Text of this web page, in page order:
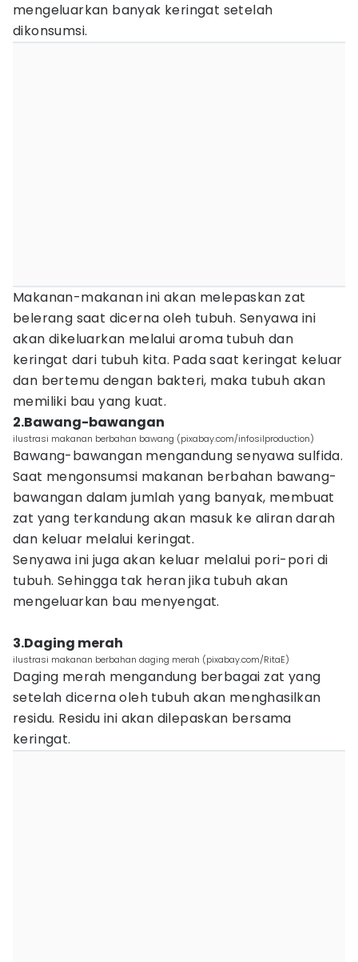
mengeluarkan banyak keringat setelah
dikonsumsi.
Makanan-makanan ini akan melepaskan zat
belerang saat dicerna oleh tubuh. Senyawa ini
akan dikeluarkan melalui aroma tubuh dan
keringat dari tubuh kita. Pada saat keringat keluar
dan bertemu dengan bakteri, maka tubuh akan
memiliki bau yang kuat.
2.Bawang-bawangan
ilustrasi makanan berbahan bawang (pixabay.com/infosilproduction)
Bawang-bawangan mengandung senyawa sulfida.
Saat mengonsumsi makanan berbahan bawang-
bawangan dalam jumlah yang banyak, membuat
zat yang terkandung akan masuk ke aliran darah
dan keluar melalui keringat.
Senyawa ini juga akan keluar melalui pori-pori di
tubuh. Sehingga tak heran jika tubuh akan
mengeluarkan bau menyengat.
3.Daging merah
ilustrasi makanan berbahan daging merah (pixabay.com/RitaE)
Daging merah mengandung berbagai zat yang
setelah dicerna oleh tubuh akan menghasilkan
residu. Residu ini akan dilepaskan bersama
keringat.